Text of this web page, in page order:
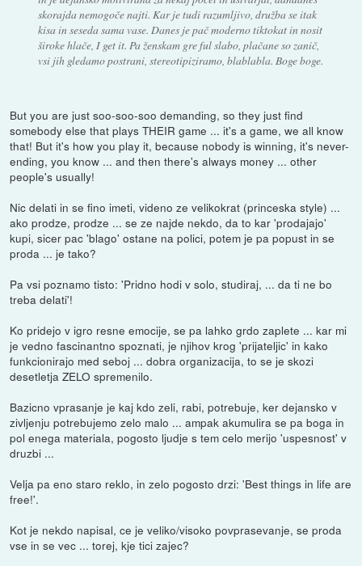
skorajda nemogoče najti. Kar je tudi razumljivo, družba se itak
kisa in seseda sama vase. Danes je pač moderno tiktokat in nosit
široke hlače, I get it. Pa ženskam gre ful slabo, plačane so zanič,
vsi jih gledamo postrani, stereotipiziramo, blablabla. Boge boge.
But you are just soo-soo-soo demanding, so they just find
somebody else that plays THEIR game ... it's a game, we all know
that! But it's how you play it, because nobody is winning, it's never-
ending, you know ... and then there's always money ... other
people's usually!
Nic delati in se fino imeti, videno ze velikokrat (princeska style) ...
ako prodze, prodze ... se ze najde nekdo, da to kar 'prodajajo'
kupi, sicer pac 'blago' ostane na polici, potem je pa popust in se
proda ... je tako?
Pa vsi poznamo tisto: 'Pridno hodi v solo, studiraj, ... da ti ne bo
treba delati'!
Ko pridejo v igro resne emocije, se pa lahko grdo zaplete ... kar mi
je vedno fascinantno spoznati, je njihov krog 'prijateljic' in kako
funkcionirajo med seboj ... dobra organizacija, to se je skozi
desetletja ZELO spremenilo.
Bazicno vprasanje je kaj kdo zeli, rabi, potrebuje, ker dejansko v
zivljenju potrebujemo zelo malo ... ampak akumulira se pa boga in
pol enega materiala, pogosto ljudje s tem celo merijo 'uspesnost' v
druzbi ...
Velja pa eno staro reklo, in zelo pogosto drzi: 'Best things in life are
free!'.
Kot je nekdo napisal, ce je veliko/visoko povprasevanje, se proda
vse in se vec ... torej, kje tici zajec?